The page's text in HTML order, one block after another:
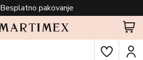
Besplatno pakovanje